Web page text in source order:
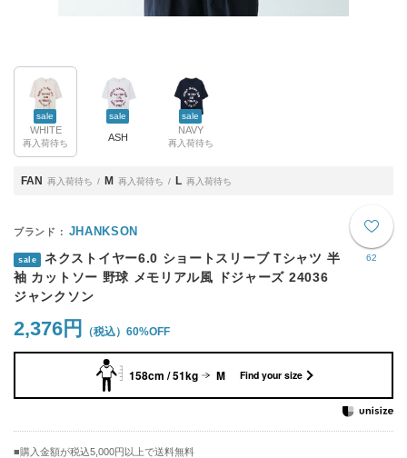
sale
WHITE
再入荷待ち
sale
ASH
sale
NAVY
再入荷待ち
FAN 再入荷待ち M 再入荷待ち L 再入荷待ち
62
JHANKSON
sale
ネクストイヤー6.0 ショートスリーブ Tシャツ 半
袖 カットソー 野球 メモリアル風 ドジャーズ 24036
ジャンクソン
2,376円 60%OFF
158cm / 51kg M Find your size
購入金額が税込5,000円以上で送料無料